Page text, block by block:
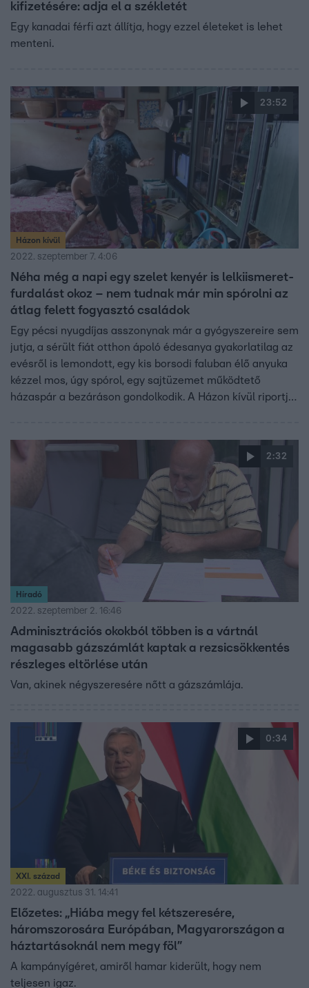
kifizetésére: adja el a székletét
Egy kanadai férfi azt állítja, hogy ezzel életeket is lehet
menteni.
23:52
Házon kívül
2022. szeptember 7. 4:06
Néha még a napi egy szelet kenyér is lelkiismeret-
furdalást okoz – nem tudnak már min spórolni az
átlag felett fogyasztó családok
Egy pécsi nyugdíjas asszonynak már a gyógyszereire sem
jutja, a sérült fiát otthon ápoló édesanya gyakorlatilag az
evésről is lemondott, egy kis borsodi faluban élő anyuka
kézzel mos, úgy spórol, egy sajtüzemet működtető
házaspár a bezáráson gondolkodik. A Házon kívül riportja
2:32
Híradó
2022. szeptember 2. 16:46
Adminisztrációs okokból többen is a vártnál
magasabb gázszámlát kaptak a rezsicsökkentés
részleges eltörlése után
Van, akinek négyszeresére nőtt a gázszámlája.
0:34
XXI. század
2022. augusztus 31. 14:41
Előzetes: „Hiába megy fel kétszeresére,
háromszorosára Európában, Magyarországon a
háztartásoknál nem megy föl”
A kampányígéret, amiről hamar kiderült, hogy nem
teljesen igaz.